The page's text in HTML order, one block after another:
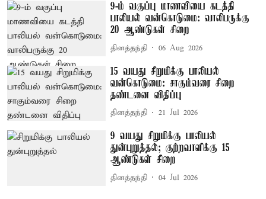
9-ம் வகுப்பு மாணவியை கடத்தி
பாலியல் வன்கொடுமை: வாலிபருக்கு
20 ஆண்டுகள் சிறை
தினத்தந்தி 06 Aug 2026
15 வயது சிறுமிக்கு பாலியல்
வன்கொடுமை: சாகும்வரை சிறை
தண்டனை விதிப்பு
தினத்தந்தி 21 Jul 2026
9 வயது சிறுமிக்கு பாலியல்
துன்புறுத்தல்; குற்றவாளிக்கு 15
ஆண்டுகள் சிறை
தினத்தந்தி 04 Jul 2026